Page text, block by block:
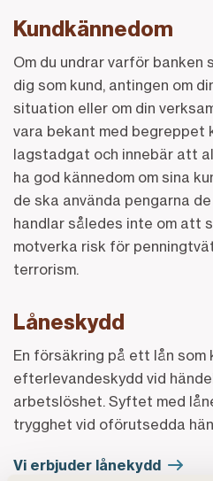
Kundkännedom
Om du undrar varför
dig som kund, antingen om
situation eller om din
vara bekant med begreppet
lagstadgat och innebär att
ha god kännedom om sina
de ska använda pengarna
handlar således inte om att
motverka risk för
terrorism.
Låneskydd
En försäkring på ett lån som
efterlevandeskydd vid
arbetslöshet. Syftet med
trygghet vid oförutsedda
Vi erbjuder lånekydd